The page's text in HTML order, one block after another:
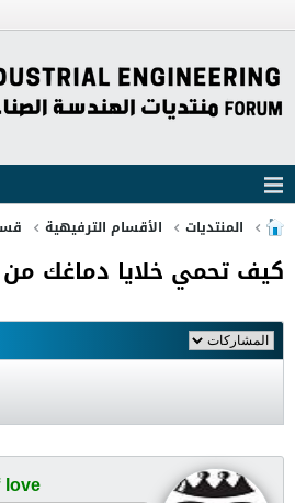
المنتديات الأقسام الترفيهية
كيف تحمي خلايا دماغك من